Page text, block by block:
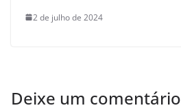
2 de julho de 2024
Deixe um comentário